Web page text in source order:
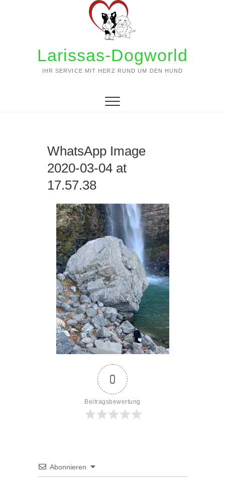
Larissas-Dogworld
IHR SERVICE MIT HERZ RUND UM DEN HUND
WhatsApp Image
2020-03-04 at
17.57.38
0
Beitragsbewertung
Abonnieren